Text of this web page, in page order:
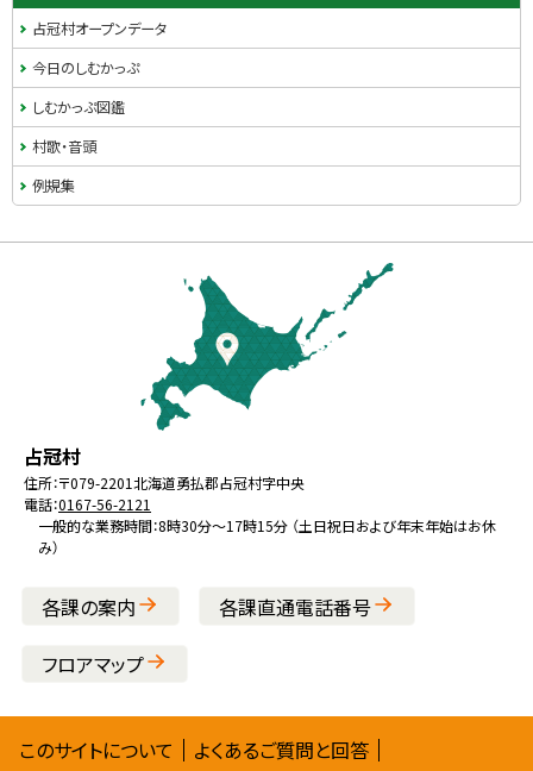
イ
ド
・
メ
ニ
占冠村オープンデータ
今日のしむかっぷ
しむかっぷ図鑑
村歌・音頭
例規集
北
海
道
占冠村役
場
住所：〒079-2201北海道勇払郡占冠村字中央
電話：0167-56-2121
一般的な業務時間：8時30分～17時15分 （土日祝日および年末年始はお休
み）
各課の案内 各課直通電話番号
フロアマップ
サ
このサイトについて
よくあるご質問と回答